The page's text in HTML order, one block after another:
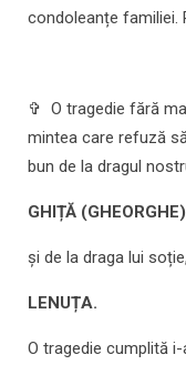
condoleanțe familiei.
✞ O tragedie fără
mintea care refuză
bun de la dragul
GHIȚĂ
și de la draga lui soție,
LENUȚA.
O tragedie cumplită